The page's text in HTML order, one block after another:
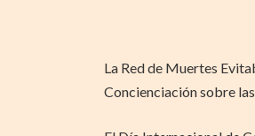
La Red de Muertes
Concienciación sobre